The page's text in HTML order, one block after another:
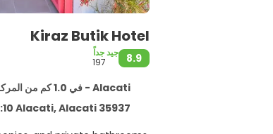
Kiraz Butik Hotel
8.9
جيد جداً
197
Alacati - في 1.0 كم من المركز
4067 sokak no:10 Alacati, Alacati 35937